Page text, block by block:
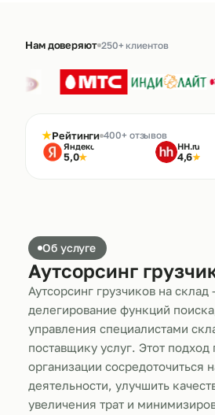
Нам доверяют 250+ клиентов
★Рейтинги 400+ отзывов
Яндекс
5,0★
HH.ru
4,6★
Об услуге
Аутсорсинг
Аутсорсинг грузчиков на склад
делегирование функций
управления специалистами
поставщику услуг. Этот подход
организации сосредоточиться
деятельности, улучшить
увеличения трат и